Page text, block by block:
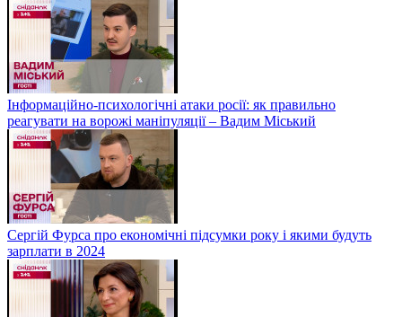
Інформаційно-психологічні атаки росії: як правильно
реагувати на ворожі маніпуляції – Вадим Міський
Сергій Фурса про економічні підсумки року і якими будуть
зарплати в 2024